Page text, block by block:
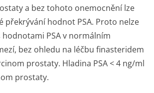
a bez tohoto onemocnění lze
překrývání hodnot PSA. Proto nelze
hodnotami PSA v normálním
bez ohledu na léčbu finasteridem
prostaty. Hladina PSA < 4 ng/ml
prostaty.